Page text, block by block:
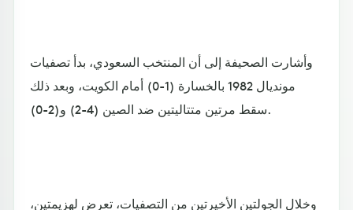
وأشارت الصحيفة إلى أن المنتخب السعودي، بدأ تصفيات
مونديال 1982 بالخسارة (1-0) أمام الكويت، وبعد ذلك
سقط مرتين متتاليتين ضد الصين (4-2) و(2-0).
وخلال الجولتين الأخيرتين من التصفيات، تعرض لهزيمتين،